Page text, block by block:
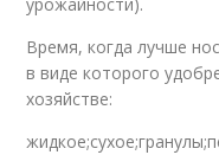
Время, когда лучше
в виде которого
хозяйстве: